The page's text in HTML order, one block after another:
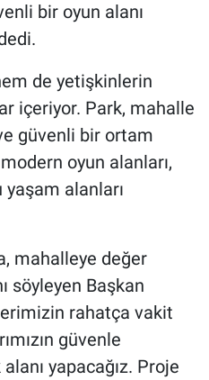
bir oyun alanı
de yetişkinlerin
içeriyor. Park, mahalle
güvenli bir ortam
oyun alanları,
alanları
mahalleye değer
söyleyen Başkan
rahatça vakit
güvenle
yapacağız. Proje